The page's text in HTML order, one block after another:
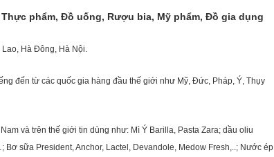
phẩm, Đồ uống, Rượu bia, Mỹ phẩm, Đồ gia dụng
Lao, Hà Đông, Hà Nội.
đến từ các quốc gia hàng đầu thế giới như Mỹ, Đức, Pháp, Ý, Thụy
và trên thế giới tin dùng như: Mì Ý Barilla, Pasta Zara; dầu oliu
sữa President, Anchor, Lactel, Devandole, Medow Fresh,..; Nước ép